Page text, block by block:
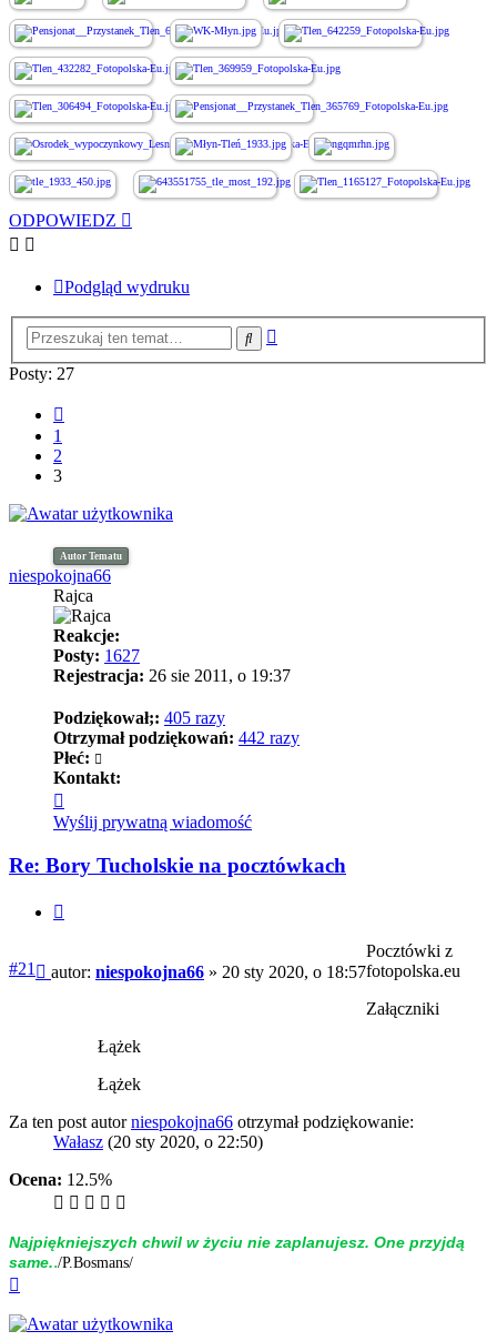
ODPOWIEDZ
Podgląd wydruku
Szukaj
Posty: 27
1
2
3
Autor Tematu
niespokojna66
Rajca
Reakcje:
Posty: 1627
Rejestracja: 26 sie 2011, o 19:37
Podziękował;: 405 razy
Otrzymał podziękowań: 442 razy
Płeć:
Kontakt:
się
z
niespokojna66
Wyślij prywatną wiadomość
Re: Bory Tucholskie na pocztówkach
#21 Post
autor: niespokojna66 » 20 sty 2020, o 18:57
Pocztówki z
fotopolska.eu
Załączniki
Łążek
Łążek
Za ten post autorniespokojna66 otrzymał podziękowanie:
Wałasz (20 sty 2020, o 22:50)
Ocena: 12.5%
Naj­piękniej­szych chwil w życiu nie zap­la­nujesz. One przyjdą
same../P.Bosmans/